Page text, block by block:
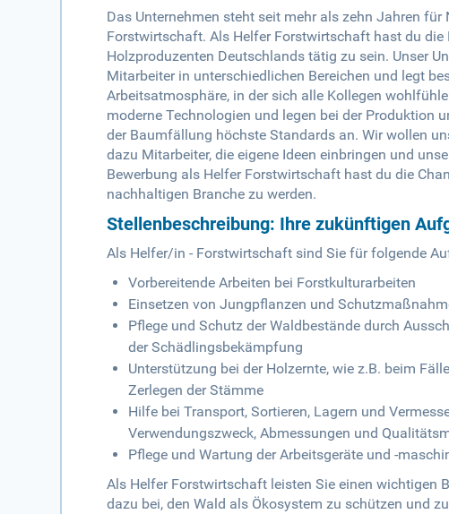
Das Unternehmen steht seit mehr als zehn Jahren
Forstwirtschaft. Als Helfer Forstwirtschaft hast du
Holzproduzenten Deutschlands tätig zu sein. Unser
Mitarbeiter in unterschiedlichen Bereichen und legt
Arbeitsatmosphäre, in der sich alle Kollegen
moderne Technologien und legen bei der Produktion
der Baumfällung höchste Standards an. Wir wollen
dazu Mitarbeiter, die eigene Ideen einbringen und
Bewerbung als Helfer Forstwirtschaft hast du die
nachhaltigen Branche zu werden.
Stellenbeschreibung: Ihre zukünftigen
Als Helfer/in - Forstwirtschaft sind Sie für folgende
Vorbereitende Arbeiten bei Forstkulturarbeiten
Einsetzen von Jungpflanzen und
Pflege und Schutz der Waldbestände durch
der Schädlingsbekämpfung
Unterstützung bei der Holzernte, wie z.B. beim
Zerlegen der Stämme
Hilfe bei Transport, Sortieren, Lagern und
Verwendungszweck, Abmessungen und
Pflege und Wartung der Arbeitsgeräte und -
Als Helfer Forstwirtschaft leisten Sie einen wichtigen
dazu bei, den Wald als Ökosystem zu schützen und